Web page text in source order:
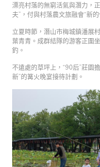
漂亮村落的無窮活氣與潛力，
夫”，付與村落農文旅融會“新
立夏時節，潛山市梅城鎮潘展
葉青青。成群結隊的游客正圍
釣。
不遠處的草坪上，“90后”莊園
新”的篝火晚宴接待計劃。